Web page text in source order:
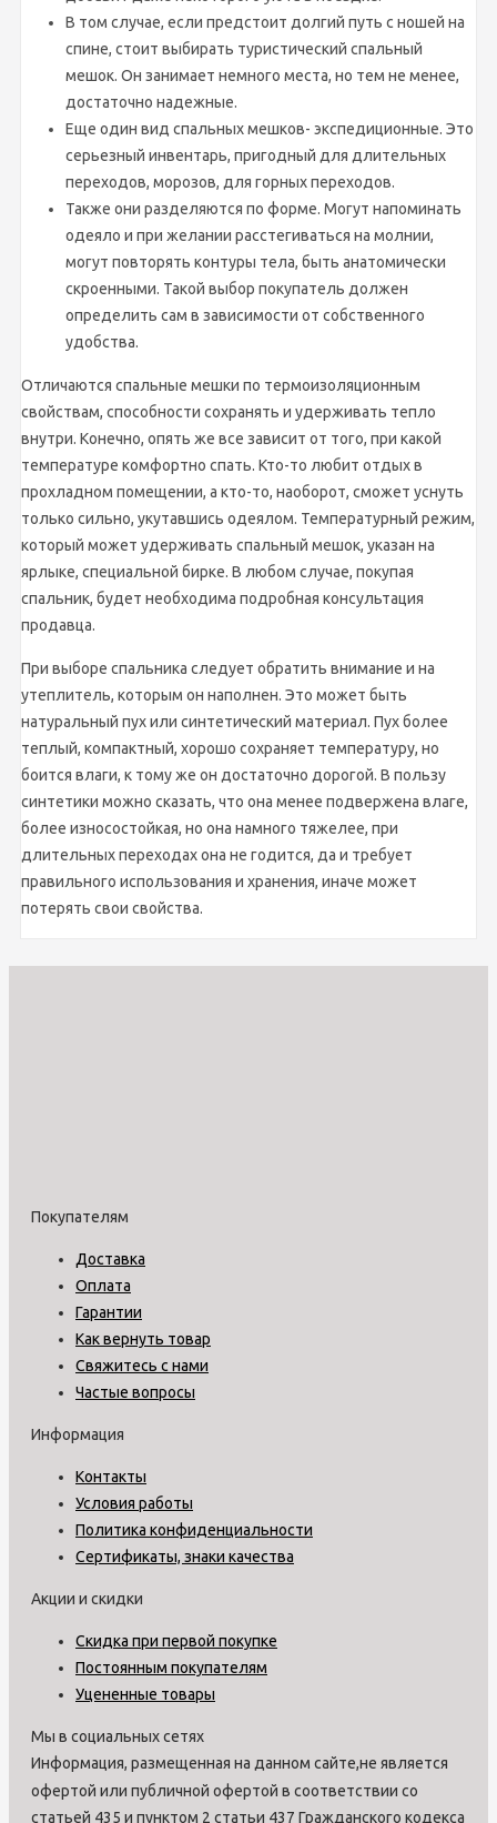
В том случае, если предстоит долгий путь с ношей на
спине, стоит выбирать туристический спальный
мешок. Он занимает немного места, но тем не менее,
достаточно надежные.
Еще один вид спальных мешков- экспедиционные. Это
серьезный инвентарь, пригодный для длительных
переходов, морозов, для горных переходов.
Также они разделяются по форме. Могут напоминать
одеяло и при желании расстегиваться на молнии,
могут повторять контуры тела, быть анатомически
скроенными. Такой выбор покупатель должен
определить сам в зависимости от собственного
удобства.
Отличаются спальные мешки по термоизоляционным
свойствам, способности сохранять и удерживать тепло
внутри. Конечно, опять же все зависит от того, при какой
температуре комфортно спать. Кто-то любит отдых в
прохладном помещении, а кто-то, наоборот, сможет уснуть
только сильно, укутавшись одеялом. Температурный режим,
который может удерживать спальный мешок, указан на
ярлыке, специальной бирке. В любом случае, покупая
спальник, будет необходима подробная консультация
продавца.
При выборе спальника следует обратить внимание и на
утеплитель, которым он наполнен. Это может быть
натуральный пух или синтетический материал. Пух более
теплый, компактный, хорошо сохраняет температуру, но
боится влаги, к тому же он достаточно дорогой. В пользу
синтетики можно сказать, что она менее подвержена влаге,
более износостойкая, но она намного тяжелее, при
длительных переходах она не годится, да и требует
правильного использования и хранения, иначе может
потерять свои свойства.
Покупателям
Доставка
Оплата
Гарантии
Как вернуть товар
Свяжитесь с нами
Частые вопросы
Информация
Контакты
Условия работы
Политика конфиденциальности
Сертификаты, знаки качества
Акции и скидки
Скидка при первой покупке
Постоянным покупателям
Уцененные товары
Мы в социальных сетях
Информация, размещенная на данном сайте,не является
офертой или публичной офертой в соответствии со
статьей 435 и пунктом 2 статьи 437 Гражданского кодекса